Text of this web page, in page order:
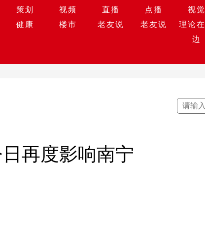
策划 视频 直播 点播 视觉
健康 楼市 老友说 老友说
理论
边
再度影响南宁